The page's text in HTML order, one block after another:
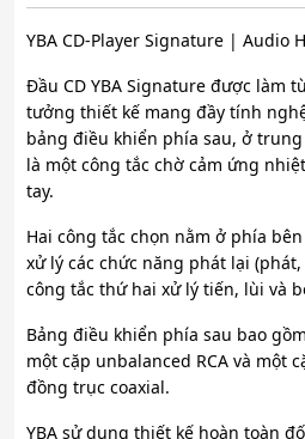
YBA CD-Player Signature | Audio
Đầu CD YBA Signature được làm
tưởng thiết kế mang đầy tính
bảng điều khiển phía sau, ở
là một công tắc chờ cảm ứng
tay.
Hai công tắc chọn nằm ở phía
xử lý các chức năng phát lại
công tắc thứ hai xử lý tiến, lùi và
Bảng điều khiển phía sau bao
một cặp unbalanced RCA và một
đồng trục coaxial.
YBA sử dụng thiết kế hoàn toàn